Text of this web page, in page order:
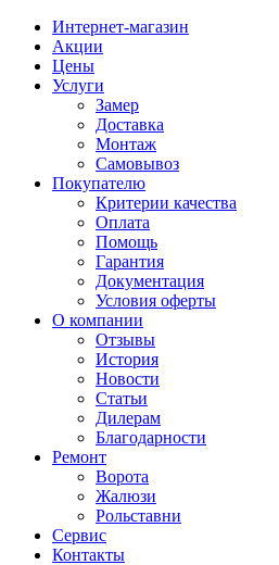
Интернет-магазин
Акции
Цены
Услуги
Замер
Доставка
Монтаж
Самовывоз
Покупателю
Критерии качества
Оплата
Помощь
Гарантия
Документация
Условия оферты
О компании
Отзывы
История
Новости
Статьи
Дилерам
Благодарности
Ремонт
Ворота
Жалюзи
Рольставни
Сервис
Контакты